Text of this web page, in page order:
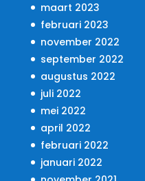
maart 2023
februari 2023
november 2022
september 2022
augustus 2022
juli 2022
mei 2022
april 2022
februari 2022
januari 2022